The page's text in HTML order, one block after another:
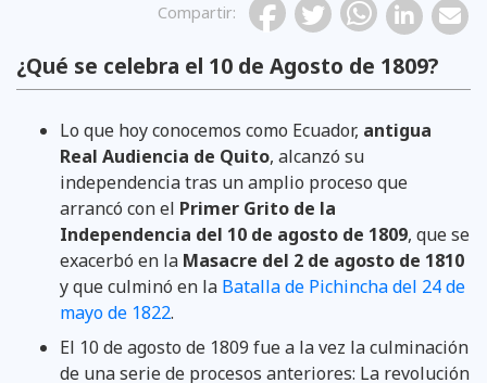
Compartir:
¿Qué se celebra el 10 de Agosto de 1809?
Lo que hoy conocemos como Ecuador, antigua
Real Audiencia de Quito, alcanzó su
independencia tras un amplio proceso que
arrancó con el Primer Grito de la
Independencia del 10 de agosto de 1809, que se
exacerbó en la Masacre del 2 de agosto de 1810
y que culminó en la Batalla de Pichincha del 24 de
mayo de 1822.
El 10 de agosto de 1809 fue a la vez la culminación
de una serie de procesos anteriores: La revolución